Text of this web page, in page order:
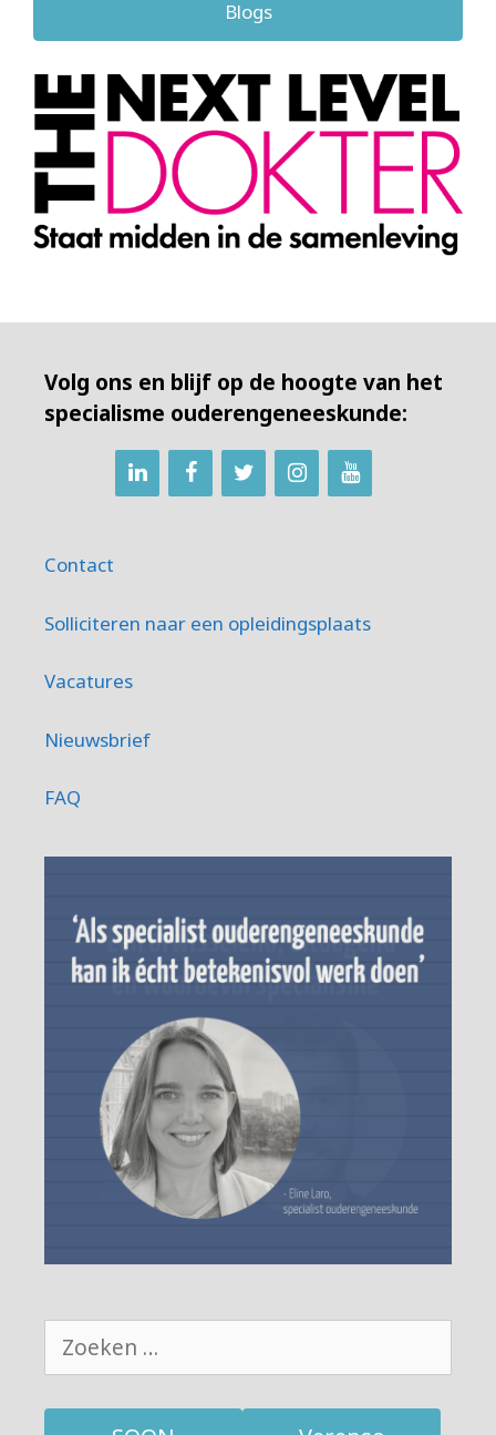
Blogs
Volg ons en blijf op de hoogte van het
specialisme ouderengeneeskunde:
Contact
Solliciteren naar een opleidingsplaats
Vacatures
Nieuwsbrief
FAQ
Zoek
naar: